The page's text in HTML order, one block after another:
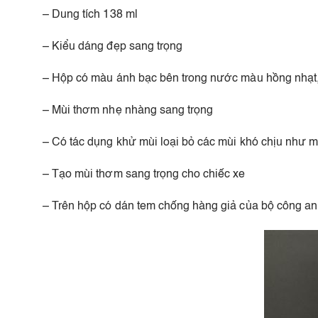
– Dung tích 138 ml
– Kiểu dáng đẹp sang trọng
– Hộp có màu ánh bạc bên trong nước màu hồng
– Mùi thơm nhẹ nhàng sang trọng
– Có tác dụng khử mùi loại bỏ các mùi khó chịu như
– Tạo mùi thơm sang trọng cho chiếc xe
– Trên hộp có dán tem chống hàng giả của bộ công an